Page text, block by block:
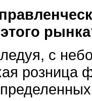
с
розница